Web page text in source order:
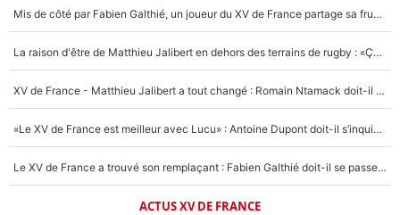
Mis de côté par Fabien Galthié, un joueur du XV de France partage sa frustration : «ils ne me l’ont pas dit tout de suite»
La raison d'être de Matthieu Jalibert en dehors des terrains de rugby : «Ça m'atteint autant que si tu touches à un membre de ma famille»
XV de France - Matthieu Jalibert a tout changé : Romain Ntamack doit-il s’inquiéter pour sa place à un an de la Coupe du monde ?
«Le XV de France est meilleur avec Lucu» : Antoine Dupont doit-il s’inquiéter pour sa place ?
Le XV de France a trouvé son remplaçant : Fabien Galthié doit-il se passer d'Antoine Dupont ?
ACTUS XV DE FRANCE